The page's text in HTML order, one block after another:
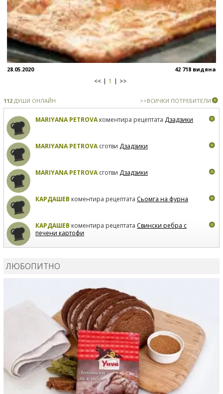
28.05.2020 42 718 видяна
<< 1 >>
112 ДУШИ ОНЛАЙН >>ВСИЧКИ ПОТРЕБИТЕЛИ
MARIYANA PETROVAкоментира рецептата Дзадзики
MARIYANA PETROVAсготви Дзадзики
MARIYANA PETROVAсготви Дзадзики
КАРДАШЕВ коментира рецептата Сьомга на фурна
КАРДАШЕВ коментира рецептата Свински ребра с
печени картофи
ЛЮБОПИТНО